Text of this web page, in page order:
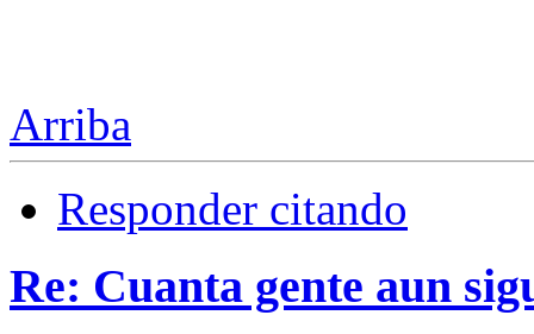
Arriba
Responder citando
Re: Cuanta gente aun